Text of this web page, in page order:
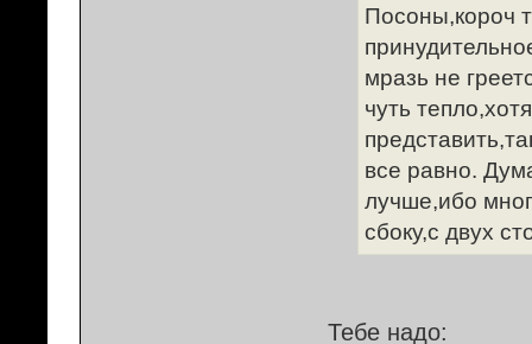
Посоны,короч
мразь не
чуть
все равно.
лучше,ибо
сбоку,с двух
Тебе надо: